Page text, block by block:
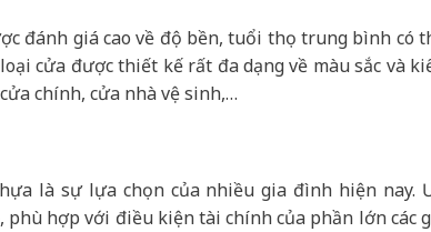
đánh giá cao về độ bền, tuổi thọ trung bình có
cửa được thiết kế rất đa dạng về màu sắc và
chính, cửa nhà vệ sinh,…
là sự lựa chọn của nhiều gia đình hiện nay.
hợp với điều kiện tài chính của phần lớn các